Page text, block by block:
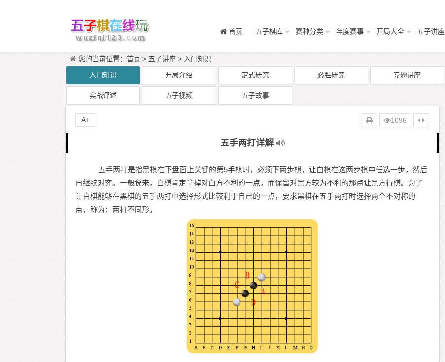
首页 五子棋库 赛种分类 年度赛事 开局大全 五子讲座
您的当前位置： 首页 > 五子讲座 > 入门知识
入门知识 开局介绍 定式研究 必胜研究 专题讲座
实战评述 五子视频 五子故事
五手两打详解
五手两打是指黑棋在下盘面上关键的第5手棋时，必须下两步棋，让白棋在这两步棋中任选一步，然后
再继续对弈。一般说来，白棋肯定拿掉对白方不利的一点，而保留对黑方较为不利的那点让黑方行棋。为了
让白棋能够在黑棋的五手两打中选择形式比较利于自己的一点，要求黑棋在五手两打时选择两个不对称的
点，称为：两打不同形。
1096
A+